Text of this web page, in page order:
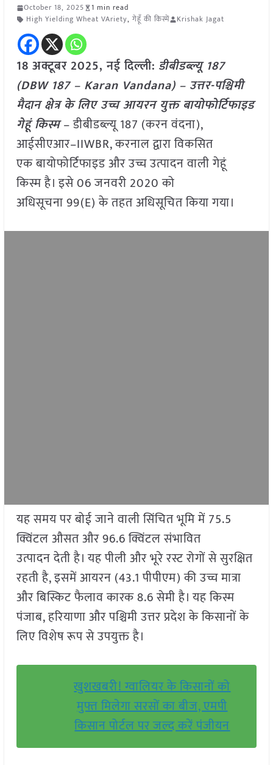
October 18, 2025
1 min read
High Yielding Wheat VAriety, गेहूँ की किस्में Krishak Jagat
18 अक्टूबर 2025, नई दिल्ली: डीबीडब्ल्यू 187
(DBW 187 – Karan Vandana) – उत्तर-पश्चिमी
मैदान क्षेत्र के लिए उच्च आयरन युक्त बायोफोर्टिफाइड
गेहूं किस्म– डीबीडब्ल्यू 187 (करन वंदना),
आईसीएआर–IIWBR, करनाल द्वारा विकसित
एक बायोफोर्टिफाइड और उच्च उत्पादन वाली गेहूं
किस्म है। इसे 06 जनवरी 2020 को
अधिसूचना 99(E) के तहत अधिसूचित किया गया।
यह समय पर बोई जाने वाली सिंचित भूमि में 75.5
क्विंटल औसत और 96.6 क्विंटल संभावित
उत्पादन देती है। यह पीली और भूरे रस्ट रोगों से सुरक्षित
रहती है, इसमें आयरन (43.1 पीपीएम) की उच्च मात्रा
और बिस्किट फैलाव कारक 8.6 सेमी है। यह किस्म
पंजाब, हरियाणा और पश्चिमी उत्तर प्रदेश के किसानों के
लिए विशेष रूप से उपयुक्त है।
खुशखबरी! ग्वालियर के किसानों को
मुफ्त मिलेगा सरसों का बीज, एमपी
किसान पोर्टल पर जल्द करें पंजीयन